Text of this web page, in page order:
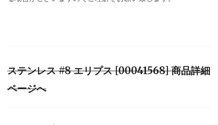
ステンレス #8 エリプス [00041568] 商品詳細
ページへ